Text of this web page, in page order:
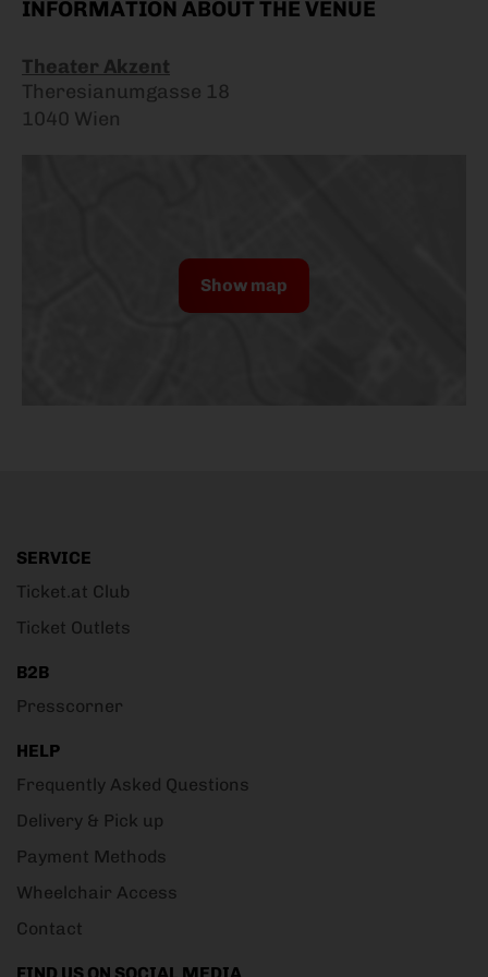
INFORMATION ABOUT THE VENUE
Theater Akzent
Theresianumgasse 18
1040 Wien
Show map
SERVICE
Ticket.at Club
Ticket Outlets
B2B
Presscorner
HELP
Frequently Asked Questions
Delivery & Pick up
Payment Methods
Wheelchair Access
Contact